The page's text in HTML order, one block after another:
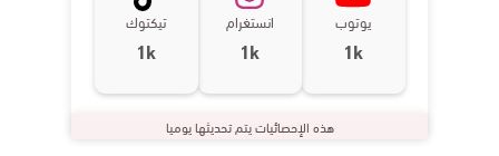
يوتوب
1k
انستغرام
1k
تيكتوك
1k
هذه الإحصائيات يتم تحديثها يوميا